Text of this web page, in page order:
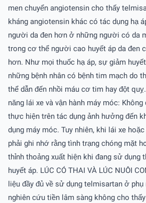
men chuyển angiotensin cho thấy
kháng angiotensin khác có tác dụng hạ
người da đen hơn ở những người có da
trong cơ thể người cao huyết áp da đen
hơn. Như mọi thuốc hạ áp, sự giảm
những bệnh nhân có bệnh tim mạch do
thể dẫn đến nhồi máu cơ tim hay đột
năng lái xe và vận hành máy móc:
thực hiện trên tác dụng ảnh hưởng đến
dụng máy móc. Tuy nhiên, khi lái xe
phải ghi nhớ rằng tình trạng chóng mặt
thỉnh thoảng xuất hiện khi đang sử dụng
huyết áp. LÚC CÓ THAI VÀ LÚC NUÔI
liệu đầy đủ về sử dụng telmisartan ở
nghiên cứu tiền lâm sàng không cho